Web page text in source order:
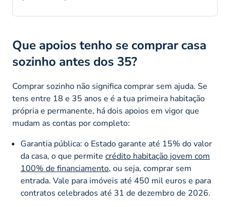
Que apoios tenho se comprar casa
sozinho antes dos 35?
Comprar sozinho não significa comprar sem ajuda. Se
tens entre 18 e 35 anos e é a tua primeira habitação
própria e permanente, há dois apoios em vigor que
mudam as contas por completo:
Garantia pública: o Estado garante até 15% do valor
da casa, o que permite crédito habitação jovem com
100% de financiamento, ou seja, comprar sem
entrada. Vale para imóveis até 450 mil euros e para
contratos celebrados até 31 de dezembro de 2026.